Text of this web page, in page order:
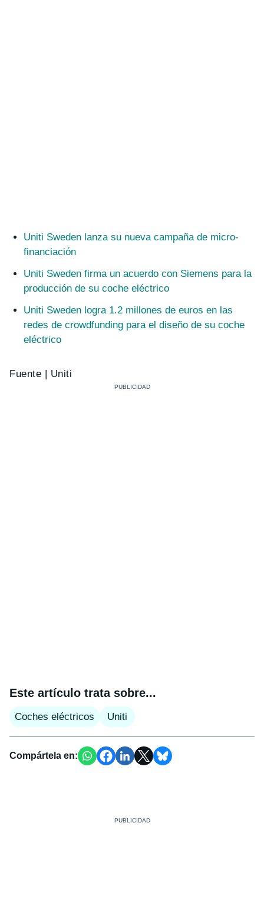
Uniti Sweden lanza su nueva campaña de micro-
financiación
Uniti Sweden firma un acuerdo con Siemens para la
producción de su coche eléctrico
Uniti Sweden logra 1.2 millones de euros en las
redes de crowdfunding para el diseño de su coche
eléctrico
Fuente | Uniti
Este artículo trata sobre...
Coches eléctricos Uniti
Compártela en: